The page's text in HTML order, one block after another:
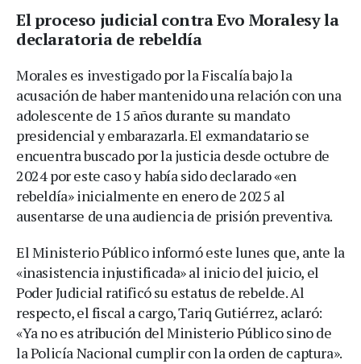
El proceso judicial contra Evo Moralesy la
declaratoria de rebeldía
Morales es investigado por la Fiscalía bajo la
acusación de haber mantenido una relación con una
adolescente de 15 años durante su mandato
presidencial y embarazarla. El exmandatario se
encuentra buscado por la justicia desde octubre de
2024 por este caso y había sido declarado «en
rebeldía» inicialmente en enero de 2025 al
ausentarse de una audiencia de prisión preventiva.
El Ministerio Público informó este lunes que, ante la
«inasistencia injustificada» al inicio del juicio, el
Poder Judicial ratificó su estatus de rebelde. Al
respecto, el fiscal a cargo, Tariq Gutiérrez, aclaró:
«Ya no es atribución del Ministerio Público sino de
la Policía Nacional cumplir con la orden de captura».